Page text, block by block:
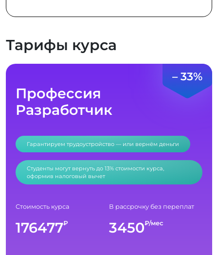
Тарифы курса
– 33%
Профессия
Разработчик
Гарантируем трудоустройство — или вернём деньги
Студенты могут вернуть до 13% стоимости курса,
оформив налоговый вычет
Стоимость курса
176477₽
В рассрочку без переплат
3450₽/мес